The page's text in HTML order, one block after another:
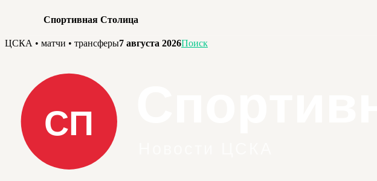
Спортивная Столица
Перейти
содержимому
ЦСКА • матчи • трансферы7 августа 2026Поиск